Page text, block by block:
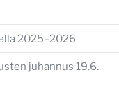
2025–2026
juhannus 19.6.